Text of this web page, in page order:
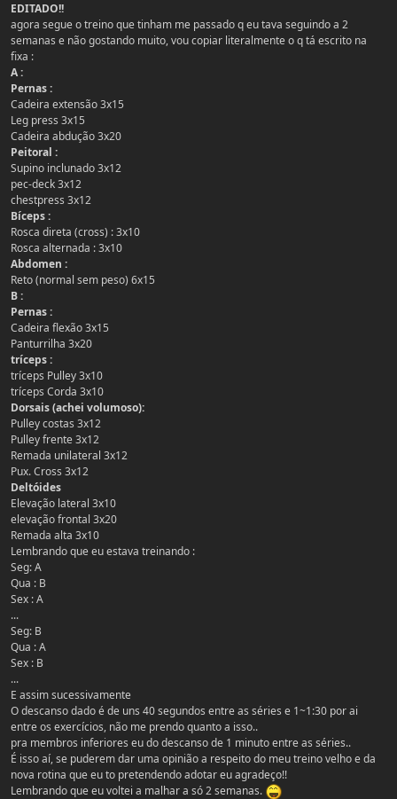
EDITADO!!
agora segue o treino que tinham me passado q eu tava seguindo a 2
semanas e não gostando muito, vou copiar literalmente o q tá escrito na
fixa :
A :
Pernas :
Cadeira extensão 3x15
Leg press 3x15
Cadeira abdução 3x20
Peitoral :
Supino inclunado 3x12
pec-deck 3x12
chestpress 3x12
Bíceps :
Rosca direta (cross) : 3x10
Rosca alternada : 3x10
Abdomen :
Reto (normal sem peso) 6x15
B :
Pernas :
Cadeira flexão 3x15
Panturrilha 3x20
tríceps :
tríceps Pulley 3x10
tríceps Corda 3x10
Dorsais (achei volumoso):
Pulley costas 3x12
Pulley frente 3x12
Remada unilateral 3x12
Pux. Cross 3x12
Deltóides
Elevação lateral 3x10
elevação frontal 3x20
Remada alta 3x10
Lembrando que eu estava treinando :
Seg: A
Qua : B
Sex : A
...
Seg: B
Qua : A
Sex : B
...
E assim sucessivamente
O descanso dado é de uns 40 segundos entre as séries e 1~1:30 por ai
entre os exercícios, não me prendo quanto a isso..
pra membros inferiores eu do descanso de 1 minuto entre as séries..
É isso aí, se puderem dar uma opinião a respeito do meu treino velho e da
nova rotina que eu to pretendendo adotar eu agradeço!!
Lembrando que eu voltei a malhar a só 2 semanas.